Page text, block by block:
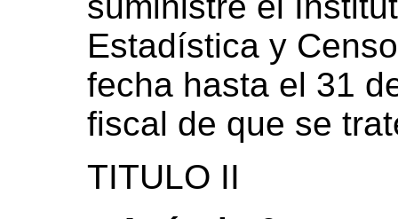
Estadística y
fecha hasta el 31
fiscal de que se
TITULO II